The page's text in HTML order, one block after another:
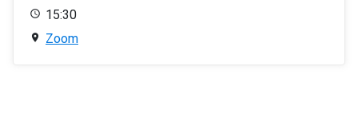
15:30
Zoom